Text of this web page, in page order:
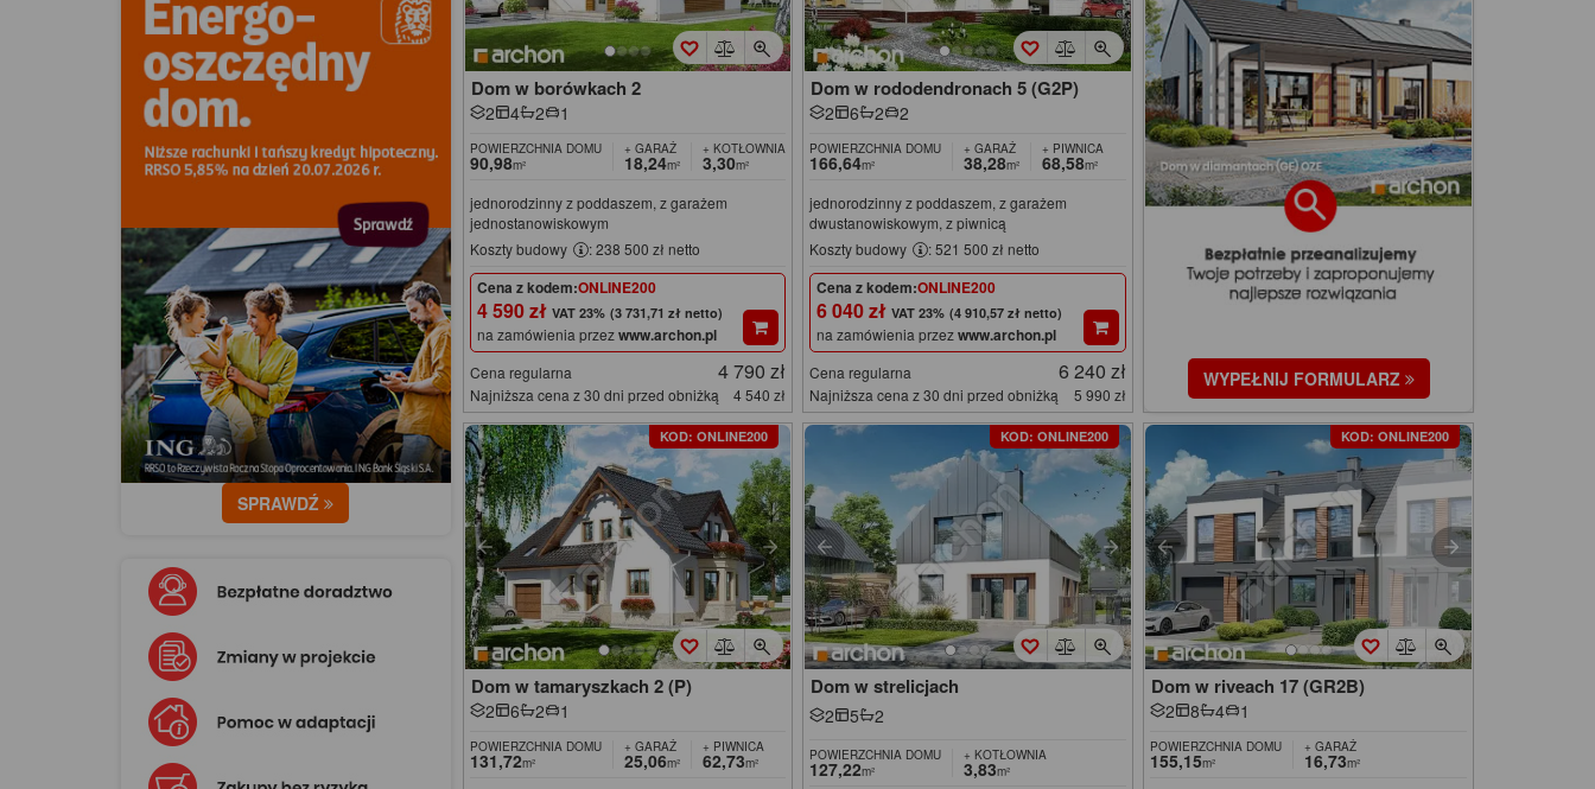
Dom w borówkach 2
2 4 2 1
POWIERZCHNIA DOMU
90,98m²
+ GARAŻ
18,24m²
+ KOTŁOWNIA
3,30m²
jednorodzinny z poddaszem, z garażem
jednostanowiskowym
Koszty budowy
: 238 500 zł netto
Cena z kodem:ONLINE200
4 590 zł (3 731,71 zł netto)
na zamówienia przezwww.archon.pl
Cena regularna 4 790 zł
Najniższa cena z 30 dni przed obniżką 4 540 zł
Dom w rododendronach 5 (G2P)
2 6 2 2
POWIERZCHNIA DOMU
166,64m²
+ GARAŻ
38,28m²
+ PIWNICA
68,58m²
jednorodzinny z poddaszem, z garażem
dwustanowiskowym, z piwnicą
Koszty budowy
: 521 500 zł netto
Cena z kodem:ONLINE200
6 040 zł (4 910,57 zł netto)
na zamówienia przezwww.archon.pl
Cena regularna 6 240 zł
Najniższa cena z 30 dni przed obniżką 5 990 zł
WYPEŁNIJ FORMULARZ
KOD: ONLINE200
Dom w tamaryszkach 2 (P)
2 6 2 1
POWIERZCHNIA DOMU
131,72m²
+ GARAŻ
25,06m²
+ PIWNICA
62,73m²
KOD: ONLINE200
Dom w strelicjach
2 5 2
POWIERZCHNIA DOMU
127,22m²
+ KOTŁOWNIA
3,83m²
KOD: ONLINE200
Dom w riveach 17 (GR2B)
2 8 4 1
POWIERZCHNIA DOMU
155,15m²
+ GARAŻ
16,73m²
SPRAWDŹ